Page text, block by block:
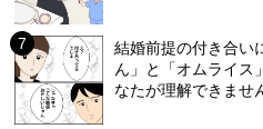
結婚前提の付き合
ん」と「オムライス
なたが理解できませ